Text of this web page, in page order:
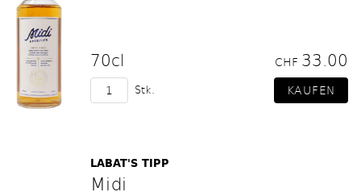
70cl CHF 33.00
Stk.
LABAT'S TIPP
Midi